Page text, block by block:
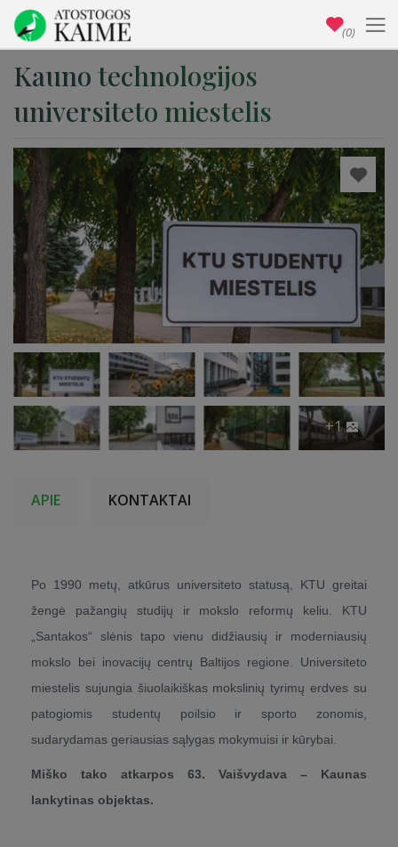
Kauno technologijos
universiteto miestelis
+1
APIE KONTAKTAI
Po 1990 metų, atkūrus universiteto statusą, KTU greitai
žengė pažangių studijų ir mokslo reformų keliu. KTU
„Santakos“ slėnis tapo vienu didžiausių ir moderniausių
mokslo bei inovacijų centrų Baltijos regione. Universiteto
miestelis sujungia šiuolaikiškas mokslinių tyrimų erdves su
patogiomis studentų poilsio ir sporto zonomis,
sudarydamas geriausias sąlygas mokymuisi ir kūrybai.
Miško tako atkarpos 63. Vaišvydava – Kaunas
lankytinas objektas.
(0)